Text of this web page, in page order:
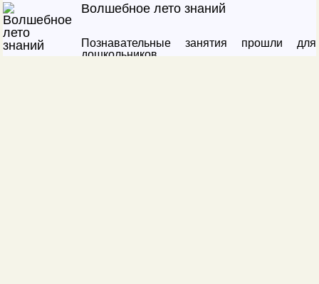
Волшебное лето знаний
Познавательные занятия прошли для
дошкольников